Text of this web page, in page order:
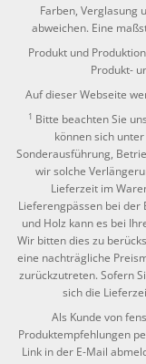
Farben, Verglasung
abweichen. Eine
Produkt und
Produkt-
Auf dieser Webseite
1 Bitte beachten Sie
können sich
Sonderausführung,
wir solche
Lieferzeit im
Lieferengpässen bei der
und Holz kann es bei
Wir bitten dies zu
eine nachträgliche
zurückzutreten. Sofern
sich die
Als Kunde von
Produktempfehlungen
Link in der E-Mail